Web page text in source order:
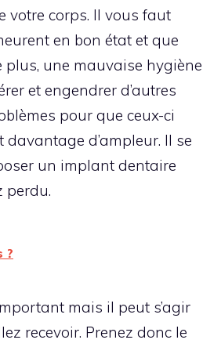
votre corps. Il vous faut
en bon état et que
plus, une mauvaise hygiène
et engendrer d’autres
pour que ceux-ci
d’ampleur. Il se
un implant dentaire
perdu.
?
mais il peut s’agir
recevoir. Prenez donc le